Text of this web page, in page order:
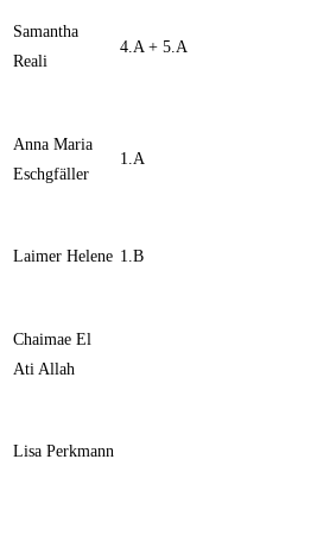
Samantha
Reali
4.A + 5.A
Anna Maria
Eschgfäller
1.A
Laimer Helene 1.B
Chaimae El
Ati Allah
Lisa Perkmann